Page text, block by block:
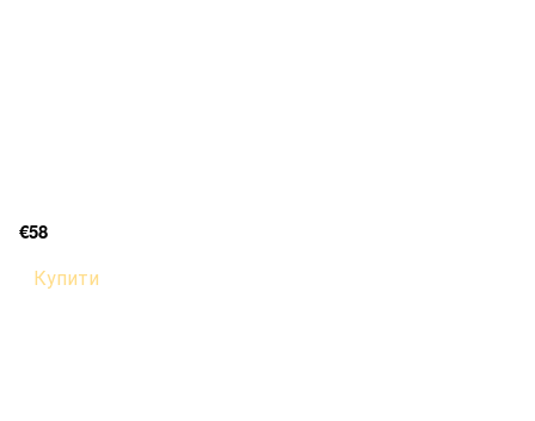
€58
Купити